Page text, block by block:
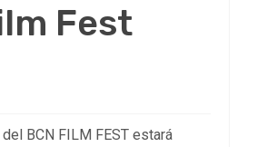
Fest
BCN FILM FEST estará